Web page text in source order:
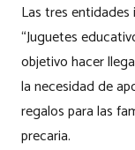
Las tres
“Juguetes
objetivo hacer
la necesidad de
regalos para las
precaria.